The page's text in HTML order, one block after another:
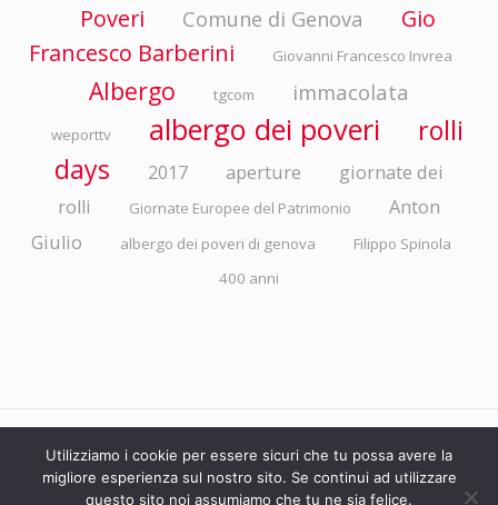
Poveri Comune di Genova
Gio
Francesco Barberini
Giovanni Francesco Invrea
Albergo tgcom immacolata
weporttv albergo dei poveri
rolli
days
2017 aperture
giornate dei
rolli
Giornate Europee del Patrimonio
Anton
Giulio
albergo dei poveri di genova
Filippo Spinola
400 anni
© ASP EMANUELE BRIGNOLE Via della Libertà 4/10 - 16100 Genova P.I./C.F.
00800260101. Tutti i diritti riservati.
Utilizziamo i cookie per essere sicuri che tu possa avere la
migliore esperienza sul nostro sito. Se continui ad utilizzare
questo sito noi assumiamo che tu ne sia felice.